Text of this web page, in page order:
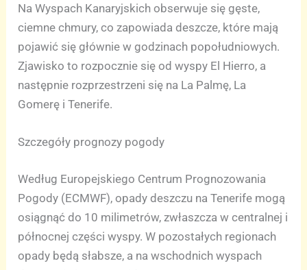
Na Wyspach Kanaryjskich obserwuje się gęste,
ciemne chmury, co zapowiada deszcze, które mają
pojawić się głównie w godzinach popołudniowych.
Zjawisko to rozpocznie się od wyspy El Hierro, a
następnie rozprzestrzeni się na La Palmę, La
Gomerę i Tenerife.
Szczegóły prognozy pogody
Według Europejskiego Centrum Prognozowania
Pogody (ECMWF), opady deszczu na Tenerife mogą
osiągnąć do 10 milimetrów, zwłaszcza w centralnej i
północnej części wyspy. W pozostałych regionach
opady będą słabsze, a na wschodnich wyspach